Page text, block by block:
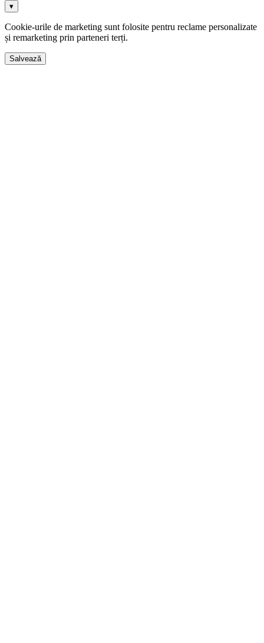
▾
Cookie-urile de marketing sunt folosite pentru reclame personalizate
și remarketing prin parteneri terți.
Salvează